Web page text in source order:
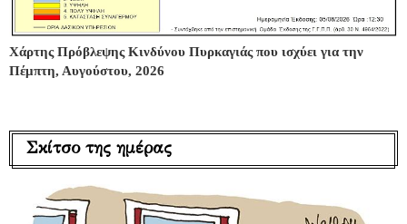
Χάρτης Πρόβλεψης Κινδύνου Πυρκαγιάς που ισχύει για την
Πέμπτη, Αυγούστου, 2026
Σκίτσο της ημέρας